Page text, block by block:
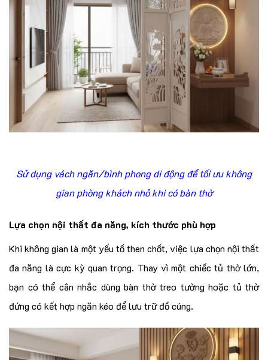
Sử dụng vách ngăn/bình phong di động để tối ưu không
gian phòng khách nhỏ khi có bàn thờ
Lựa chọn nội thất đa năng, kích thước phù hợp
Khi không gian là một yếu tố then chốt, việc lựa chọn nội thất
đa năng là cực kỳ quan trọng. Thay vì một chiếc tủ thờ lớn,
bạn có thể cân nhắc dùng bàn thờ treo tường hoặc tủ thờ
đứng có kết hợp ngăn kéo để lưu trữ đồ cúng.